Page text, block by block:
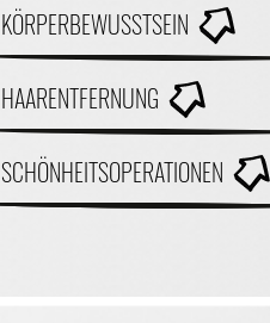
KÖRPERBEWUSSTSEIN
HAARENTFERNUNG
SCHÖNHEITSOPERATIONEN